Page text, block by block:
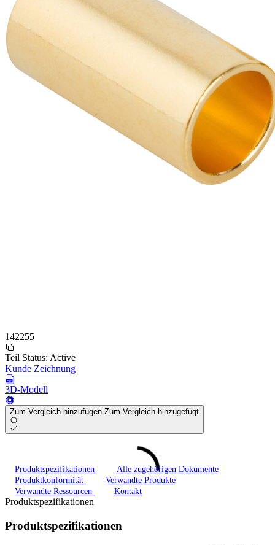
142255
Teil Status: Active
Kunde Zeichnung
3D-Modell
Zum Vergleich hinzufügen Zum Vergleich hinzugefügt
Produktspezifikationen
Alle zugehörigen Dokumente
Produktkonformität
Verwandte Produkte
Verwandte Ressourcen
Kontakt
Produktspezifikationen
Produktspezifikationen